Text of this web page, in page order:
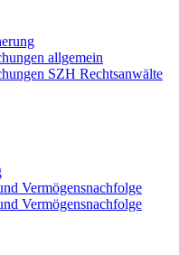
allgemein
SZH Rechtsanwälte
Vermögensnachfolge
Vermögensnachfolge